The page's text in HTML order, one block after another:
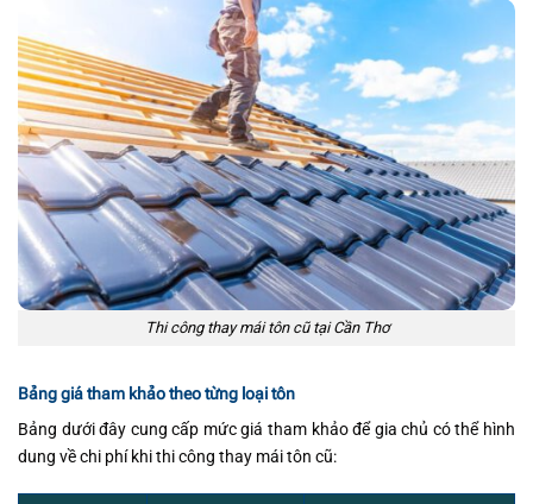
Thi công thay mái tôn cũ tại Cần Thơ
Bảng giá tham khảo theo từng loại tôn
Bảng dưới đây cung cấp mức giá tham khảo để gia chủ có thể hình
dung về chi phí khi thi công thay mái tôn cũ: